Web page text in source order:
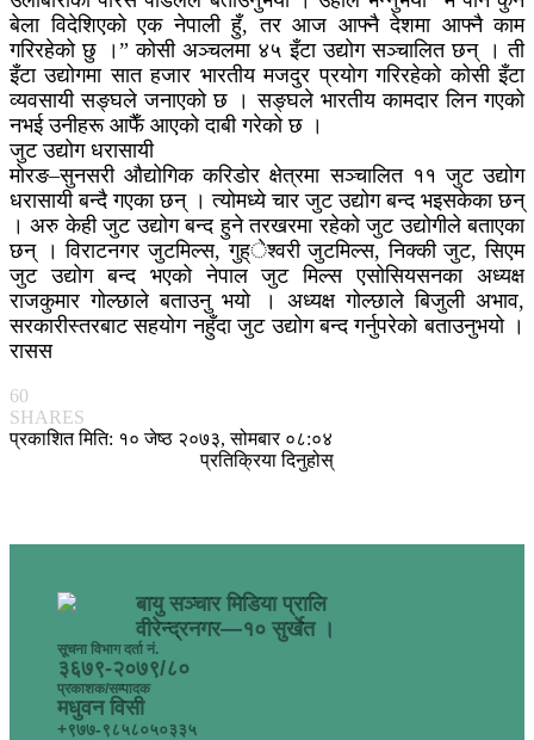
बेला विदेशिएको एक नेपाली हुँ, तर आज आफ्नै देशमा आफ्नै काम
गरिरहेको छु ।” कोसी अञ्चलमा ४५ इँटा उद्योग सञ्चालित छन् । ती
इँटा उद्योगमा सात हजार भारतीय मजदुर प्रयोग गरिरहेको कोसी इँटा
व्यवसायी सङ्घले जनाएको छ । सङ्घले भारतीय कामदार लिन गएको
नभई उनीहरू आफैँ आएको दाबी गरेको छ ।
जुट उद्योग धरासायी
मोरङ–सुनसरी औद्योगिक करिडोर क्षेत्रमा सञ्चालित ११ जुट उद्योग
धरासायी बन्दै गएका छन् । त्योमध्ये चार जुट उद्योग बन्द भइसकेका छन्
। अरु केही जुट उद्योग बन्द हुने तरखरमा रहेको जुट उद्योगीले बताएका
छन् । विराटनगर जुटमिल्स, गुह्ेश्वरी जुटमिल्स, निक्की जुट, सिएम
जुट उद्योग बन्द भएको नेपाल जुट मिल्स एसोसियसनका अध्यक्ष
राजकुमार गोल्छाले बताउनु भयो । अध्यक्ष गोल्छाले बिजुली अभाव,
सरकारीस्तरबाट सहयोग नहुँदा जुट उद्योग बन्द गर्नुपरेको बताउनुभयो ।
रासस
60
SHARES
प्रकाशित मिति: १० जेष्ठ २०७३, सोमबार ०८:०४
प्रतिक्रिया दिनुहोस्
बायु सञ्चार मिडिया प्रालि
वीरेन्द्रनगर—१० सुर्खेत ।
सूचना विभाग दर्ता नं.
३६७९-२०७९/८०
प्रकाशक/सम्पादक
मधुवन विसी
+९७७-९८५८०५०३३५